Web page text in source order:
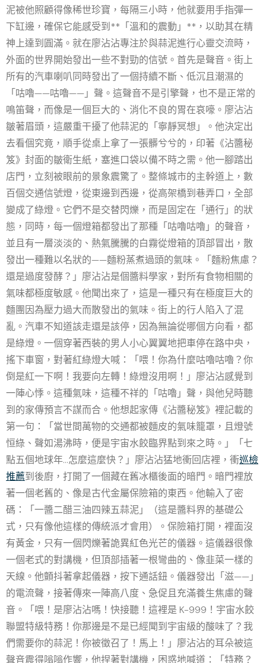
泥被他照顧得像稀世珍寶，每隔三小時，他就要用手指彈一
下缸邊，確保它能感受到**「溫和的震動」**，以助其在精
神上達到圓滿。就在廖沾沾專注於與蒜泥進行心靈交流時，
外面的世界開始發出一些不對勁的信號。首先是聲音。街上
所有的汽車喇叭同時發出了一個持續不斷、低沉且潮濕的
「咕嚕——咕嚕——」聲。這聲音不是引擎聲，也不是正常的
鳴笛聲，而像是一個巨大的、消化不良的胃在哀嚎。廖沾沾
皺著眉頭，這嚴重干擾了他蒜泥的「寧靜冥想」。他決定出
去看個究竟，順手從桌上拿了一張髒兮兮的，印著《沾醬秘
笈》封面的皺衛生紙，塞進口袋以備不時之需。他一腳踏出
店門，立刻被眼前的景象震驚了。整條城市的主幹道上，數
百個交通信號燈，從東邊到西邊，從高架橋到巷弄口，全部
變成了綠燈。它們不是交替閃爍，而是固定在「通行」的狀
態，同時，每一個燈箱都發出了那種「咕嚕咕嚕」的聲音，
並且有一層淡淡的、熱氣騰騰的白霧從燈箱的頂部冒出，散
發出一種難以名狀的——麵粉蒸煮過頭的氣味。「麵粉焦慮？
還是過度發酵？」廖沾沾是個醬料學家，對所有食物相關的
氣味都極度敏感。他聞出來了，這是一種只有在極度巨大的
麵團因為壓力過大而散發出的氣味。街上的行人陷入了混
亂。汽車不知道該走還是該停，因為無論從哪個方向看，都
是綠燈。一個穿著西裝的男人小心翼翼地把車停在路中央，
搖下車窗，對著紅綠燈大喊：「喂！你為什麼咕嚕咕嚕？你
倒是紅一下啊！我要向左轉！綠燈沒用啊！」廖沾沾感覺到
一陣心悸。這種氣味，這種不祥的「咕嚕」聲，與他兒時聽
到的家傳預言不謀而合。他想起家傳《沾醬秘笈》裡記載的
第一句：「當世間萬物的交通都被麵皮的氣味籠罩，且燈號
恒綠、聲如湯沸時，便是宇宙水餃臨界點到來之時。」「七
點五個地球年…怎麼這麼快？」廖沾沾猛地衝回店裡，衝巡檢
推薦到後廚，打開了一個藏在舊冰櫃後面的暗門。暗門裡放
著一個老舊的、像是古代金屬保險箱的東西。他輸入了密
碼：「一醬二醋三油四辣五蒜泥」（這是醬料界的基礎公
式，只有像他這樣的傳統派才會用）。保險箱打開，裡面沒
有黃金，只有一個閃爍著詭異紅色光芒的儀器。這儀器很像
一個老式的對講機，但頂部插著一根彎曲的、像韭菜一樣的
天線。他顫抖著拿起儀器，按下通話鈕。儀器發出「滋——」
的電流聲，接著傳來一陣高八度、急促且充滿養生焦慮的聲
音。「喂！是廖沾沾嗎！快接聽！這裡是 K-999！宇宙水餃
聯盟特級特務！你那邊是不是已經聞到宇宙級的酸味了？我
們需要你的蒜泥！你被徵召了！馬上！」廖沾沾的耳朵被這
聲音震得嗡嗡作響，他捏著對講機，困惑地喊道：「特務？